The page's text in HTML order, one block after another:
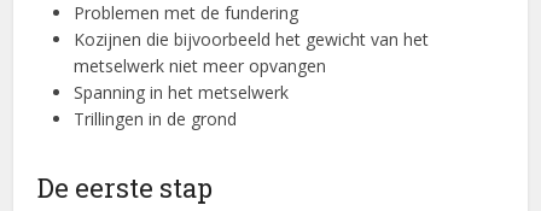
Problemen met de fundering
Kozijnen die bijvoorbeeld het gewicht van het
metselwerk niet meer opvangen
Spanning in het metselwerk
Trillingen in de grond
De eerste stap